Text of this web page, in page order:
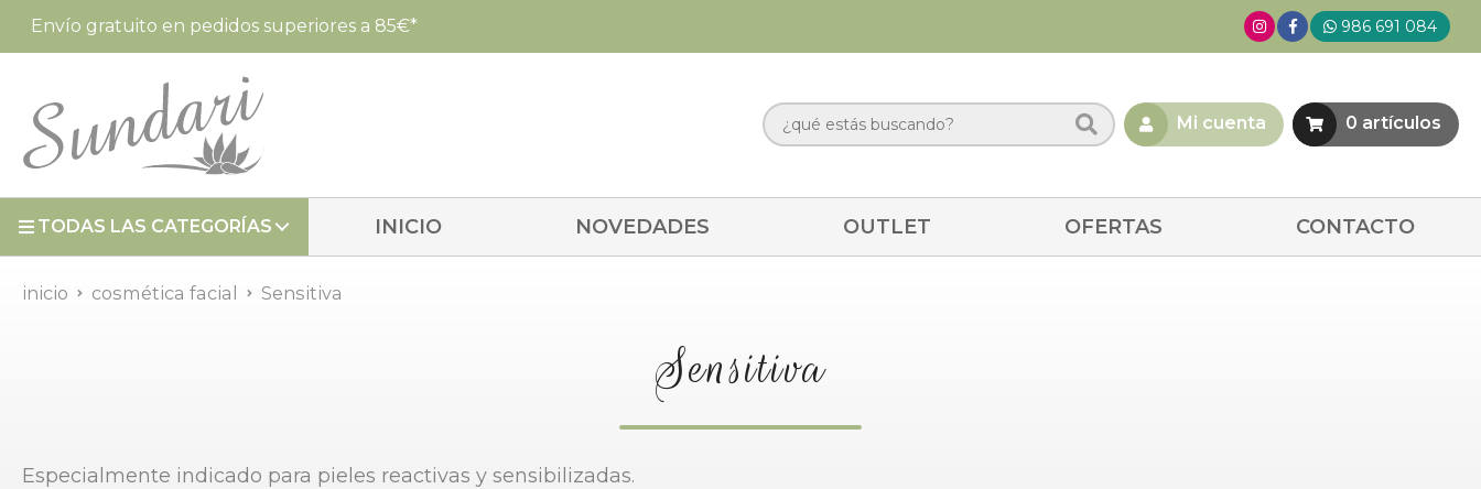
Envío gratuito en pedidos superiores a 85€* 986 691 084
Mi cuenta 0 artículos
TODAS LAS CATEGORÍAS INICIO NOVEDADES OUTLET OFERTAS CONTACTO
inicio cosmética facial Sensitiva
Sensitiva
Especialmente indicado para pieles reactivas y sensibilizadas.